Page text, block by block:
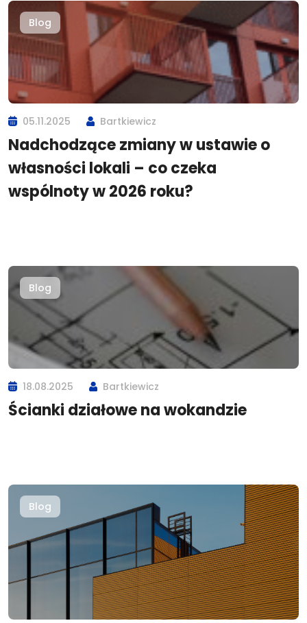
Blog
05.11.2025 Bartkiewicz
Nadchodzące zmiany w ustawie o
własności lokali – co czeka
wspólnoty w 2026 roku?
Blog
18.08.2025 Bartkiewicz
Ścianki działowe na wokandzie
Blog